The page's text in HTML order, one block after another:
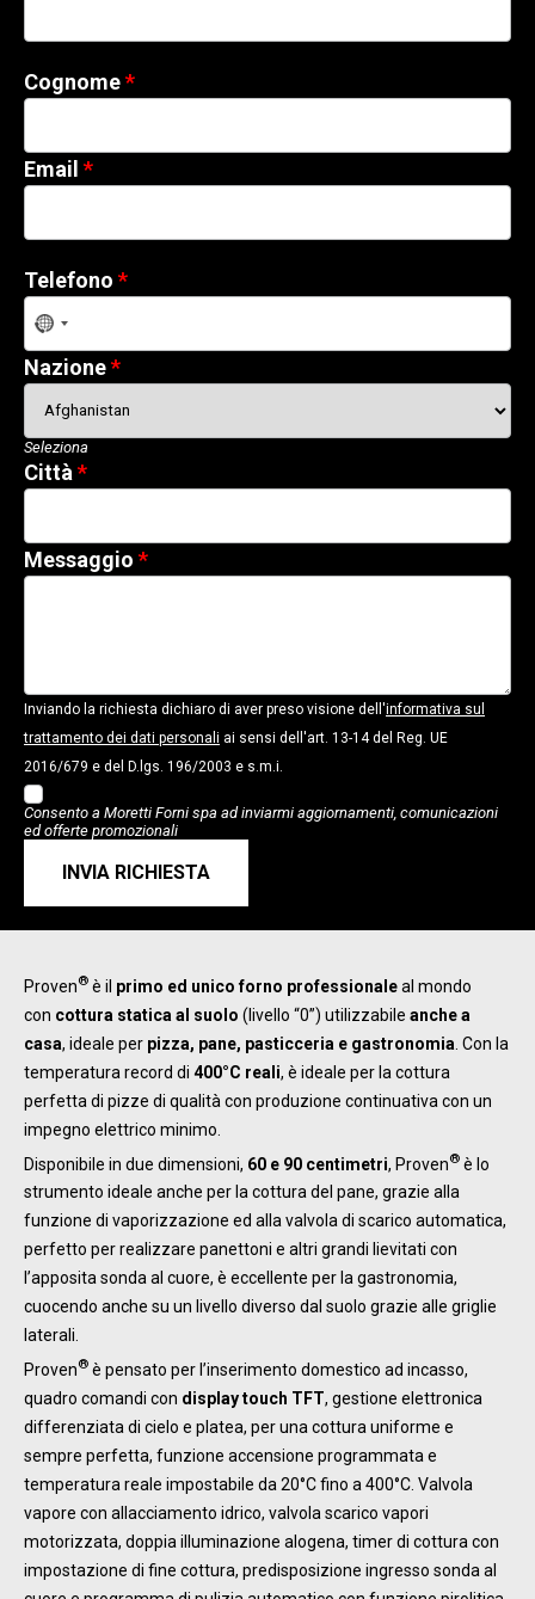
Cognome
Email
Telefono
No
country
selected
Nazione
Seleziona
Città
Messaggio
Inviando la richiesta dichiaro di aver preso visione dell'informativa sul
trattamento dei dati personali ai sensi dell'art. 13-14 del Reg. UE
2016/679 e del D.lgs. 196/2003 e s.m.i.
Consento a Moretti Forni spa ad inviarmi aggiornamenti, comunicazioni
ed offerte promozionali
INVIA RICHIESTA
Proven® è il primo ed unico forno professionaleal mondo
con cottura statica al suolo (livello “0”) utilizzabile anche a
casa, ideale per pizza, pane, pasticceria e gastronomia . Con la
temperatura record di 400°C reali, è ideale per la cottura
perfetta di pizze di qualità con produzione continuativa con un
impegno elettrico minimo.
Disponibile in due dimensioni, 60 e 90 centimetri , Proven® è lo
strumento ideale anche per la cottura del pane, grazie alla
funzione di vaporizzazione ed alla valvola di scarico automatica,
perfetto per realizzare panettoni e altri grandi lievitati con
l’apposita sonda al cuore, è eccellente per la gastronomia,
cuocendo anche su un livello diverso dal suolo grazie alle griglie
laterali.
Proven® è pensato per l’inserimento domestico ad incasso,
quadro comandi con display touch TFT, gestione elettronica
differenziata di cielo e platea, per una cottura uniforme e
sempre perfetta, funzione accensione programmata e
temperatura reale impostabile da 20°C fino a 400°C. Valvola
vapore con allacciamento idrico, valvola scarico vapori
motorizzata, doppia illuminazione alogena, timer di cottura con
impostazione di fine cottura, predisposizione ingresso sonda al